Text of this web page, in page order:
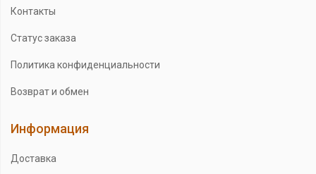
Контакты
Статус заказа
Политика конфиденциальности
Возврат и обмен
Информация
Доставка